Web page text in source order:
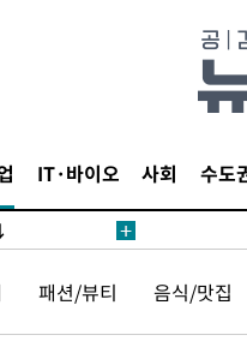
IT·바이오 사회 수도
세, 120일 후
패션/뷰티 음식/맛집